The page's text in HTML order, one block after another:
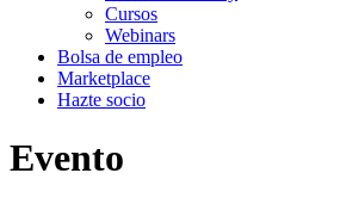
Cursos
Webinars
Bolsa de empleo
Marketplace
Hazte socio
Evento